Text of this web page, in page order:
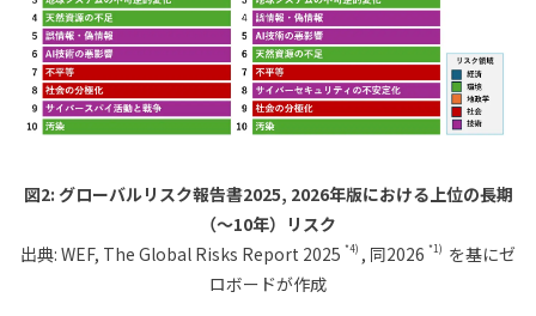
図2: グローバルリスク報告書2025, 2026年版における上位の長期
（～10年）リスク
出典: WEF, The Global Risks Report 2025 *4) , 同2026 *1) を基にゼ
ロボードが作成